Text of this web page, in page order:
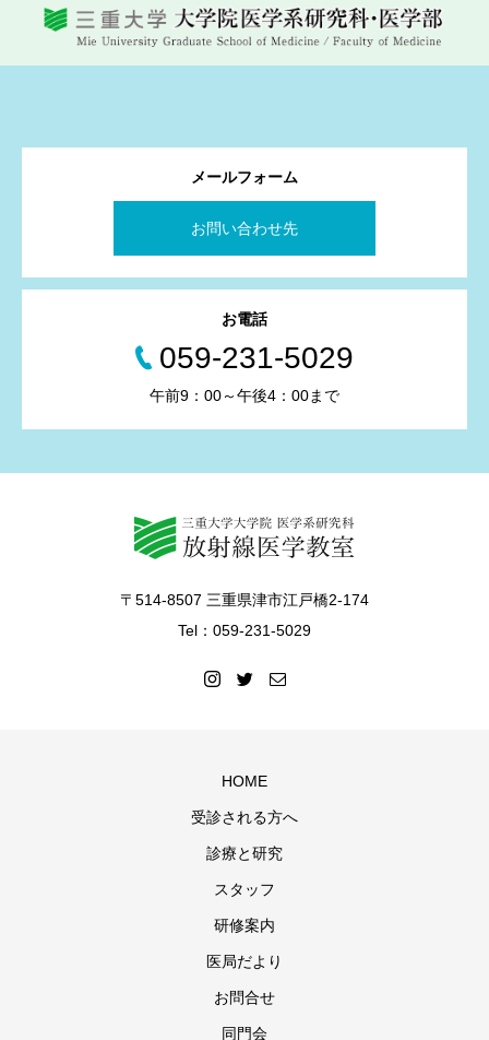
メールフォーム
お問い合わせ先
お電話
059-231-5029
午前9：00～午後4：00まで
〒514-8507 三重県津市江戸橋2-174
Tel：059-231-5029
HOME
受診される方へ
診療と研究
スタッフ
研修案内
医局だより
お問合せ
同門会